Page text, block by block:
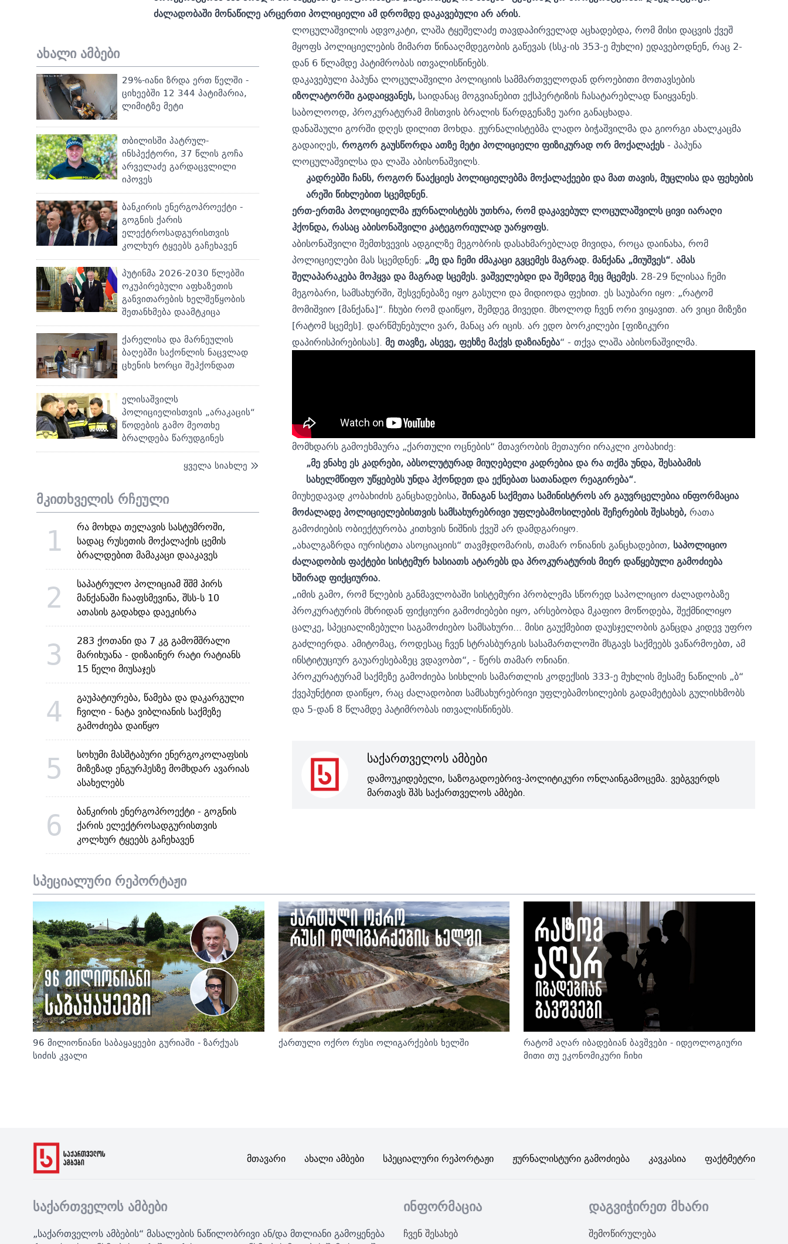
ძალადობაში მონაწილე არცერთი პოლიციელი ამ დრომდე დაკავებული არ არის.
ახალი ამბები
29%-იანი ზრდა ერთ წელში -
ციხეებში 12 344 პატიმარია,
ლიმიტზე მეტი
თბილისში პატრულ-
ინსპექტორი, 37 წლის გოჩა
არველაძე გარდაცვლილი
იპოვეს
ბანკირის ენერგოპროექტი -
გოგნის ქარის
ელექტროსადგურისთვის
კოლხურ ტყეებს გაჩეხავენ
პუტინმა 2026-2030 წლებში
ოკუპირებული აფხაზეთის
განვითარების ხელშეწყობის
შეთანხმება დაამტკიცა
ქარელისა და მარნეულის
ბაღებში საქონლის ნაცვლად
ცხენის ხორცი შეჰქონდათ
ელისაშვილს
პოლიციელისთვის „არაკაცის“
წოდების გამო მეოთხე
ბრალდება წარუდგინეს
ყველა სიახლე
მკითხველის რჩეული
1
რა მოხდა თელავის სასტუმროში,
სადაც რუსეთის მოქალაქის ცემის
ბრალდებით მამაკაცი დააკავეს
2
საპატრულო პოლიციამ შშმ პირს
მანქანაში ჩააფსმევინა, შსს-ს 10
ათასის გადახდა დაეკისრა
3
283 ქოთანი და 7 კგ გამომშრალი
მარიხუანა - დიზაინერ რატი რატიანს
15 წელი მიუსაჯეს
4
გაუპატიურება, წამება და დაკარგული
ჩვილი - ნატა ვიბლიანის საქმეზე
გამოძიება დაიწყო
5
სოხუმი მასშტაბური ენერგოკოლაფსის
მიზეზად ენგურჰესზე მომხდარ ავარიას
ასახელებს
6
ბანკირის ენერგოპროექტი - გოგნის
ქარის ელექტროსადგურისთვის
კოლხურ ტყეებს გაჩეხავენ
ლოცულაშვილის ადვოკატი, ლაშა ტყეშელაძე თავდაპირველად აცხადებდა, რომ მისი დაცვის ქვეშ
მყოფს პოლიციელების მიმართ წინააღმდეგობის გაწევას (სსკ-ის 353-ე მუხლი) ედავებოდნენ, რაც 2-
დან 6 წლამდე პატიმრობას ითვალისწინებს.
დაკავებული პაპუნა ლოცულაშვილი პოლიციის სამმართველოდან დროებითი მოთავსების
იზოლატორში გადაიყვანეს, საიდანაც მოგვიანებით ექსპერტიზის ჩასატარებლად წაიყვანეს.
საბოლოოდ, პროკურატურამ მისთვის ბრალის წარდგენაზე უარი განაცხადა.
დანაშაული გორში დღეს დილით მოხდა. ჟურნალისტებმა ლადო ბიჭაშვილმა და გიორგი ახალკაცმა
გადაიღეს, როგორ გაუსწორდა ათზე მეტი პოლიციელი ფიზიკურად ორ მოქალაქეს- პაპუნა
ლოცულაშვილსა და ლაშა აბისონაშვილს.
კადრებში ჩანს, როგორ წააქციეს პოლიციელებმა მოქალაქეები და მათ თავის, მუცლისა და ფეხების
არეში წიხლებით სცემდნენ.
ერთ-ერთმა პოლიციელმა ჟურნალისტებს უთხრა, რომ დაკავებულ ლოცულაშვილს ცივი იარაღი
ჰქონდა, რასაც აბისონაშვილი კატეგორიულად უარყოფს.
აბისონაშვილი შემთხვევის ადგილზე მეგობრის დასახმარებლად მივიდა, როცა დაინახა, რომ
პოლიციელები მას სცემდნენ: „მე და ჩემი ძმაკაცი გვცემეს მაგრად. მანქანა „მიუშვეს“. ამას
შელაპარაკება მოჰყვა და მაგრად სცემეს. ვაშველებდი და შემდეგ მეც მცემეს. 28-29 წლისაა ჩემი
მეგობარი, სამსახურში, შესვენებაზე იყო გასული და მიდიოდა ფეხით. ეს საუბარი იყო: „რატომ
მომიშვიო [მანქანა]“. ჩხუბი რომ დაიწყო, შემდეგ მივედი. მხოლოდ ჩვენ ორი ვიყავით. არ ვიცი მიზეზი
[რატომ სცემეს]. დარწმუნებული ვარ, მანაც არ იცის. არ ედო ბორკილები [ფიზიკური
დაპირისპირებისას]. მე თავზე, ასევე, ფეხზე მაქვს დაზიანება“ - თქვა ლაშა აბისონაშვილმა.
მომხდარს გამოეხმაურა „ქართული ოცნების“ მთავრობის მეთაური ირაკლი კობახიძე:
„მე ვნახე ეს კადრები, აბსოლუტურად მიუღებელი კადრებია და რა თქმა უნდა, შესაბამის
სახელმწიფო უწყებებს უნდა ჰქონდეთ და ექნებათ სათანადო რეაგირება“.
მიუხედავად კობახიძის განცხადებისა, შინაგან საქმეთა სამინისტროს არ გაუვრცელებია ინფორმაცია
მოძალადე პოლიციელებისთვის სამსახურებრივი უფლებამოსილების შეჩერების შესახებ,რათა
გამოძიების ობიექტურობა კითხვის ნიშნის ქვეშ არ დამდგარიყო.
„ახალგაზრდა იურისტთა ასოციაციის“ თავმჯდომარის, თამარ ონიანის განცხადებით, საპოლიციო
ძალადობის ფაქტები სისტემურ ხასიათს ატარებს და პროკურატურის მიერ დაწყებული გამოძიება
ხშირად ფიქციურია.
„იმის გამო, რომ წლების განმავლობაში სისტემური პრობლემა სწორედ საპოლიციო ძალადობაზე
პროკურატურის მხრიდან ფიქციური გამოძიებები იყო, არსებობდა მკაფიო მოწოდება, შექმნილიყო
ცალკე, სპეციალიზებული საგამოძიებო სამსახური... მისი გაუქმებით დაუსჯელობის განცდა კიდევ უფრო
გაძლიერდა. ამიტომაც, როდესაც ჩვენ სტრასბურგის სასამართლოში მსგავს საქმეებს ვაწარმოებთ, ამ
ინსტიტუციურ გაუარესებაზეც ვდავობთ“, - წერს თამარ ონიანი.
პროკურატურამ საქმეზე გამოძიება სისხლის სამართლის კოდექსის 333-ე მუხლის მესამე ნაწილის „ბ“
ქვეპუნქტით დაიწყო, რაც ძალადობით სამსახურებრივი უფლებამოსილების გადამეტებას გულისხმობს
და 5-დან 8 წლამდე პატიმრობას ითვალისწინებს.
საქართველოს ამბები
დამოუკიდებელი, საზოგადოებრივ-პოლიტიკური ონლაინგამოცემა. ვებგვერდს
მართავს შპს საქართველოს ამბები.
სპეციალური რეპორტაჟი
96 მილიონიანი საბაყაყეები გურიაში - ზარქუას
სიძის კვალი
ქართული ოქრო რუსი ოლიგარქების ხელში
რატომ აღარ იბადებიან ბავშვები - იდეოლოგიური
მითი თუ ეკონომიკური ჩიხი
Მთავარი Ახალი Ამბები Სპეციალური Რეპორტაჟი Ჟურნალისტური Გამოძიება Კავკასია Ფაქტმეტრი
საქართველოს ამბები
„საქართველოს ამბების“ მასალების ნაწილობრივი ან/და მთლიანი გამოყენება
ინფორმაცია
ჩვენ შესახებ
დაგვიჭირეთ მხარი
შემოწირულება